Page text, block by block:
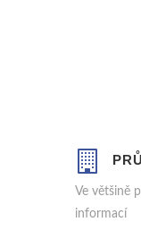
Ve většině
informací